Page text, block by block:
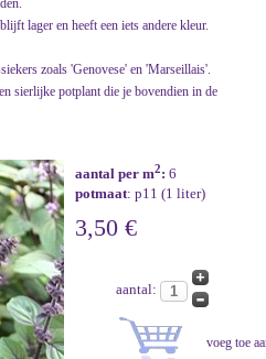
lager en heeft een iets andere kleur.
zoals 'Genovese' en 'Marseillais'.
sierlijke potplant die je bovendien in de
aantal per m2: 6
potmaat: p11 (1 liter)
3,50 €
aantal: